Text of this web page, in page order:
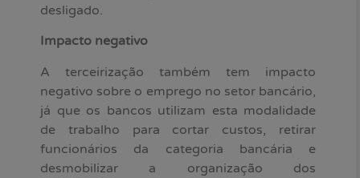
desligado.
Impacto negativo
A terceirização também tem impacto
negativo sobre o emprego no setor bancário,
já que os bancos utilizam esta modalidade
de trabalho para cortar custos, retirar
funcionários da categoria bancária e
desmobilizar a organização dos